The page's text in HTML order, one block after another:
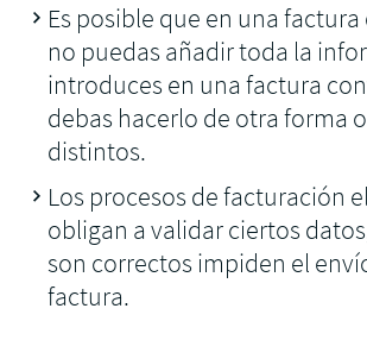
Es posible que en una
no puedas añadir toda la
introduces en una factura
debas hacerlo de otra forma
distintos.
Los procesos de facturación
obligan a validar ciertos
son correctos impiden el
factura.